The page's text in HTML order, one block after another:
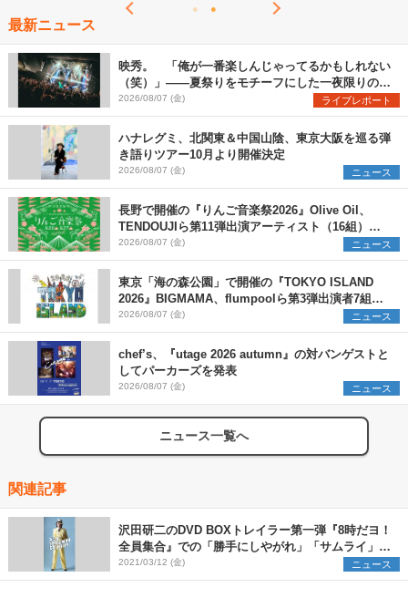
最新ニュース
映秀。 「俺が一番楽しんじゃってるかもしれない
（笑）」――夏祭りをモチーフにした一夜限りのス
ペシャルライブ『色祭』レポート
2026/08/07 (金) ライブレポート
ハナレグミ、北関東＆中国山陰、東京大阪を巡る弾
き語りツアー10月より開催決定
2026/08/07 (金) ニュース
長野で開催の『りんご音楽祭2026』Olive Oil、
TENDOUJIら第11弾出演アーティスト（16組）を
発表
2026/08/07 (金) ニュース
東京「海の森公園」で開催の『TOKYO ISLAND
2026』BIGMAMA、flumpoolら第3弾出演者7組を
発表 ワークショップ・アート出展者を募集
2026/08/07 (金) ニュース
chef’s、『utage 2026 autumn』の対バンゲストと
してパーカーズを発表
2026/08/07 (金) ニュース
ニュース一覧へ
関連記事
沢田研二のDVD BOXトレイラー第一弾『8時だヨ！
全員集合』での「勝手にしやがれ」「サムライ」な
ど歌唱映像公開
2021/03/12 (金) ニュース